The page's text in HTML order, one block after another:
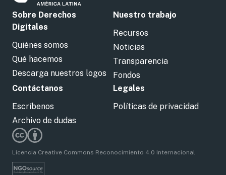
Sobre Derechos
Digitales
Quiénes somos
Qué hacemos
Descarga nuestros logos
Nuestro trabajo
Recursos
Noticias
Transparencia
Fondos
Contáctanos
Escríbenos
Archivo de dudas
Legales
Políticas de privacidad
Licencia Creative Commons Reconocimiento 4.0 Internacional